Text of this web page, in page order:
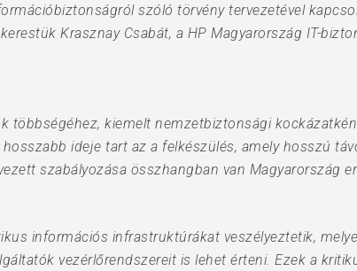
szóló törvény tervezetével
Krasznay Csabát, a HP Magyarország IT-
többségéhez, kiemelt nemzetbiztonsági
ideje tart az a felkészülés, amely hosszú
szabályozása összhangban van Magyarország
információs infrastruktúrákat veszélyeztetik,
vezérlőrendszereit is lehet érteni. Ezek a